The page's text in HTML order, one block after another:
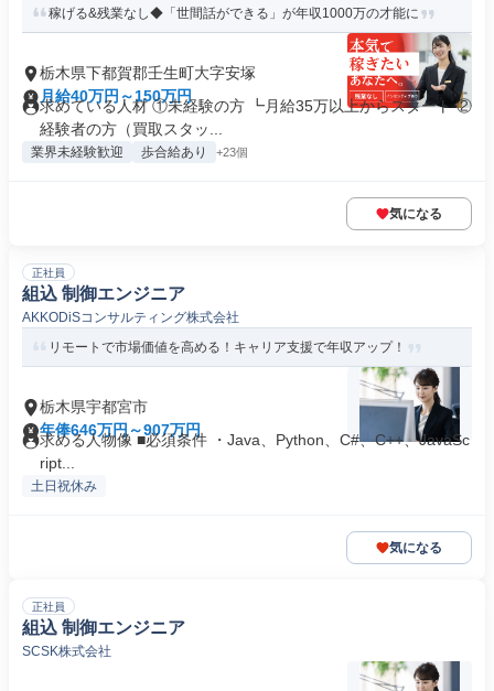
稼げる&残業なし◆「世間話ができる」が年収1000万の才能に
栃木県下都賀郡壬生町大字安塚
月給40万円～150万円
求めている人材 ①未経験の方 ┗月給35万以上からスタート ②
経験者の方（買取スタッ...
業界未経験歓迎 歩合給あり +23個
気になる
正社員
組込 制御エンジニア
AKKODiSコンサルティング株式会社
リモートで市場価値を高める！キャリア支援で年収アップ！
栃木県宇都宮市
年俸646万円～907万円
求める人物像 ■必須条件 ・Java、Python、C#、C++、JavaSc
ript...
土日祝休み
気になる
正社員
組込 制御エンジニア
SCSK株式会社